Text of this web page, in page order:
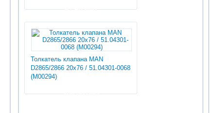
67.50 руб
Толкатель клапана MAN
D2865/2866 20x76 / 51.04301-0068
(М00294)
300.00 руб